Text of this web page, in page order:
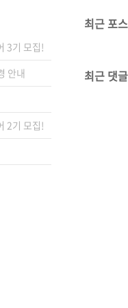
3기 모집!
안내
2기 모집!
최근 포
최근 댓글